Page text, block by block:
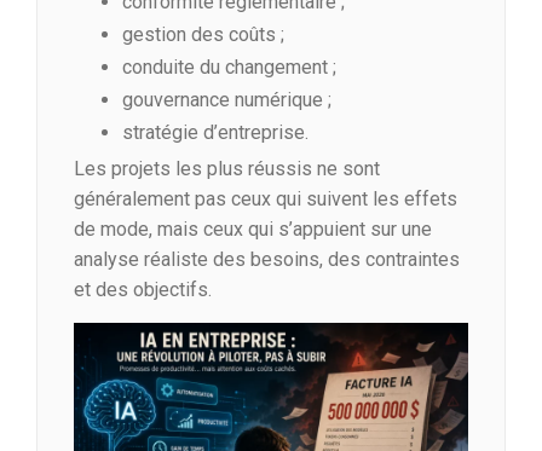
gestion des coûts ;
conduite du changement ;
gouvernance numérique ;
stratégie d’entreprise.
Les projets les plus réussis ne sont
généralement pas ceux qui suivent les effets
de mode, mais ceux qui s’appuient sur une
analyse réaliste des besoins, des contraintes
et des objectifs.